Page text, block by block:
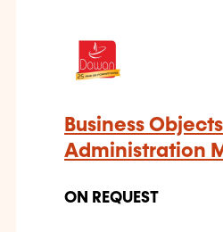
Business
Administration
ON REQUEST